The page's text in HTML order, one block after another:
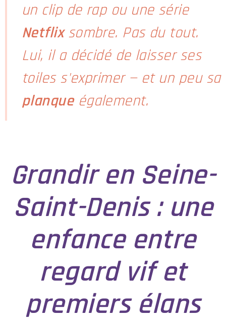
un clip de rap ou une série
Netflixsombre. Pas du tout.
Lui, il a décidé de laisser ses
toiles s'exprimer — et un peu sa
planqueégalement.
Grandir en Seine-
Saint-Denis : une
enfance entre
regard vif et
premiers élans